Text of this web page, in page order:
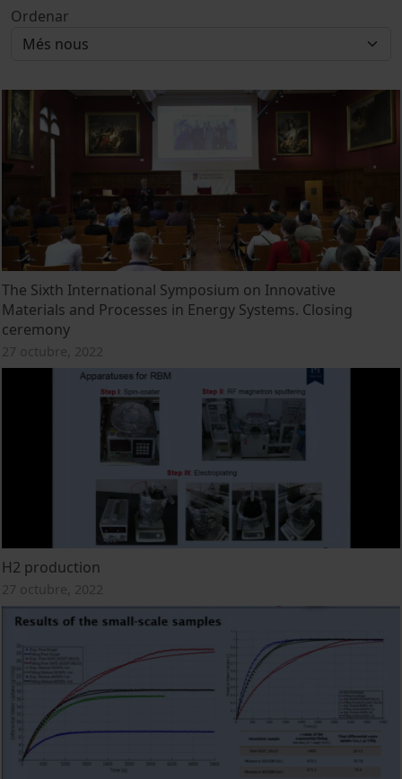
Ordenar
The Sixth International Symposium on Innovative
Materials and Processes in Energy Systems. Closing
ceremony
27 octubre, 2022
H2 production
27 octubre, 2022